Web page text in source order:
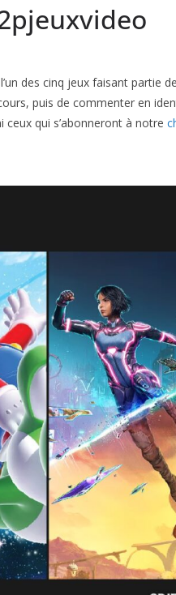
des cinq jeux faisant partie
puis de commenter en
qui s’abonneront à notre